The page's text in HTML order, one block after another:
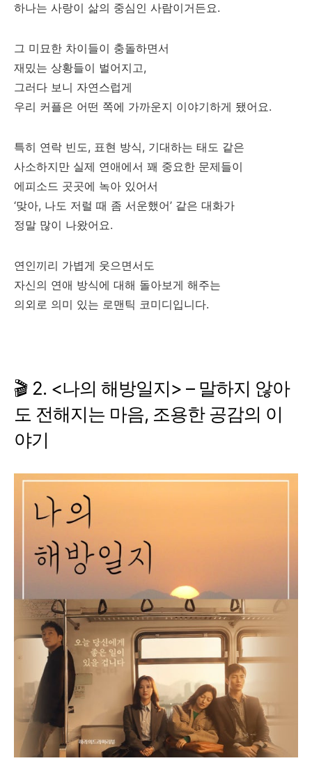
하나는 사랑이 삶의 중심인 사람이거든요.
그 미묘한 차이들이 충돌하면서
재밌는 상황들이 벌어지고,
그러다 보니 자연스럽게
우리 커플은 어떤 쪽에 가까운지 이야기하게 됐어요.
특히 연락 빈도, 표현 방식, 기대하는 태도 같은
사소하지만 실제 연애에서 꽤 중요한 문제들이
에피소드 곳곳에 녹아 있어서
‘맞아, 나도 저럴 때 좀 서운했어’ 같은 대화가
정말 많이 나왔어요.
연인끼리 가볍게 웃으면서도
자신의 연애 방식에 대해 돌아보게 해주는
의외로 의미 있는 로맨틱 코미디입니다.
🎬 2. <나의 해방일지> – 말하지 않아
도 전해지는 마음, 조용한 공감의 이
야기